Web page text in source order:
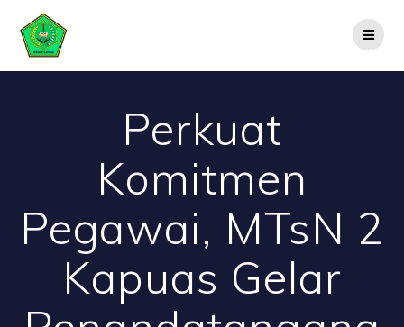
Perkuat
Komitmen
Pegawai, MTsN 2
Kapuas Gelar